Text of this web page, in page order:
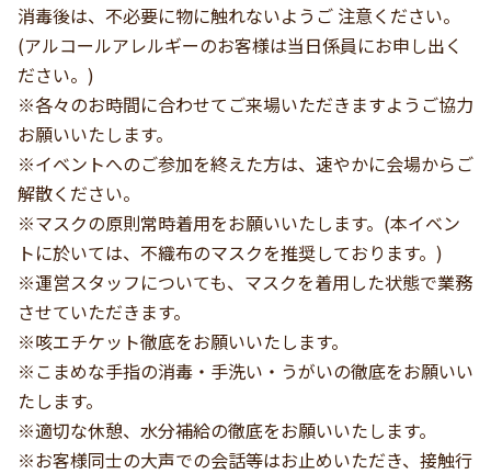
消毒後は、不必要に物に触れないようご 注意ください。
(アルコールアレルギーのお客様は当日係員にお申し出く
ださい。)
※各々のお時間に合わせてご来場いただきますようご協力
お願いいたします。
※イベントへのご参加を終えた方は、速やかに会場からご
解散ください。
※マスクの原則常時着用をお願いいたします。(本イベン
トに於いては、不織布のマスクを推奨しております。)
※運営スタッフについても、マスクを着用した状態で業務
させていただきます。
※咳エチケット徹底をお願いいたします。
※こまめな手指の消毒・手洗い・うがいの徹底をお願いい
たします。
※適切な休憩、水分補給の徹底をお願いいたします。
※お客様同士の大声での会話等はお止めいただき、接触行